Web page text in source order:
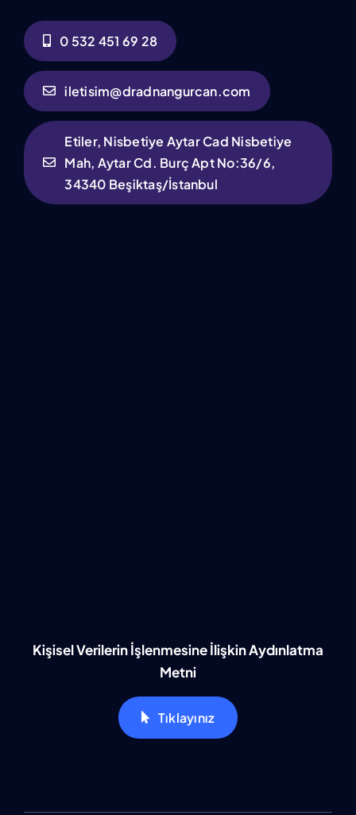
0 532 451 69 28
iletisim@dradnangurcan.com
Etiler, Nisbetiye Aytar Cad Nisbetiye
Mah, Aytar Cd. Burç Apt No:36/6,
34340 Beşiktaş/İstanbul
Kişisel Verilerin İşlenmesine İlişkin Aydınlatma
Metni
Tıklayınız